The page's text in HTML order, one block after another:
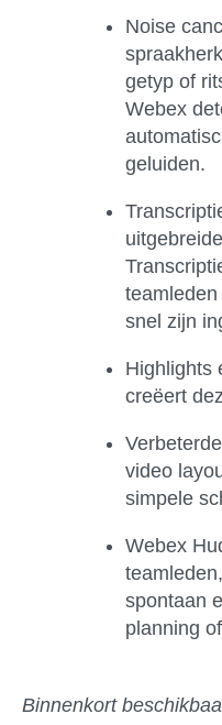
Noise
getyp of
Webex
geluiden.
snel zijn
Highlights
creëert
video
simpele
Webex
spontaan
planning
Binnenkort